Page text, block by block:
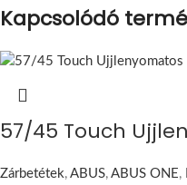
Kapcsolódó
57/45 Touch
Zárbetétek, ABUS, ABUS ONE ,